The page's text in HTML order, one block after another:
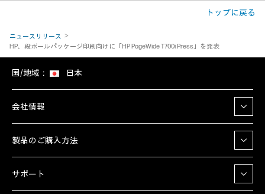
トップに戻る
ニュースリリース
HP、段ボールパッケージ印刷向けに「HP PageWide T700i Press」を発表
国/地域： 日本
会社情報
製品のご購入方法
サポート